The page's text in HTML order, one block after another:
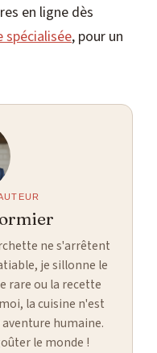
en ligne dès
, pour un
ne s'arrêtent
je sillonne le
rare ou la recette
la cuisine n'est
humaine.
le monde !